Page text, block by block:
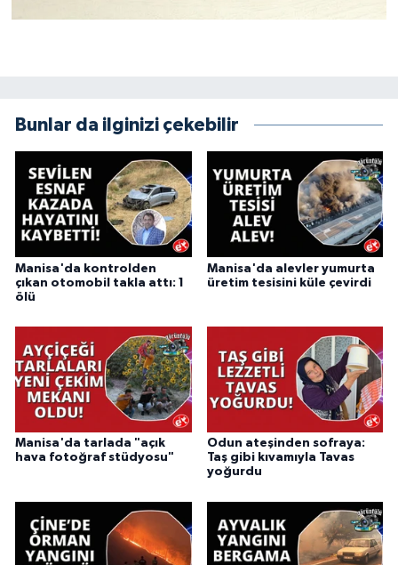
Bunlar da ilginizi çekebilir
Manisa'da kontrolden
çıkan otomobil takla attı: 1
ölü
Manisa'da alevler yumurta
üretim tesisini küle çevirdi
Manisa'da tarlada "açık
hava fotoğraf stüdyosu"
Odun ateşinden sofraya:
Taş gibi kıvamıyla Tavas
yoğurdu